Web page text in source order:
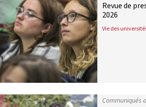
Revue de
2026
Vie des
Revue de
Communiqués